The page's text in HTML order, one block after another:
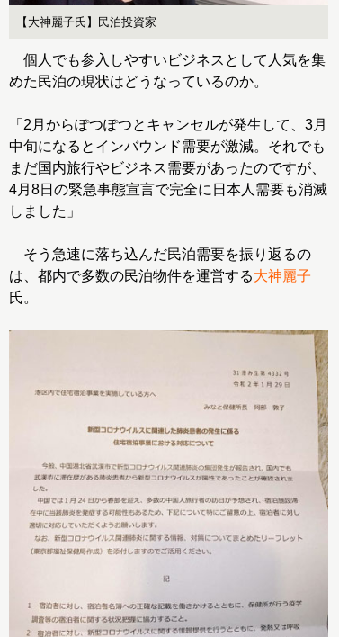
【大神麗子氏】民泊投資家
個人でも参入しやすいビジネスとして人気を集
めた民泊の現状はどうなっているのか。
「2月からぽつぽつとキャンセルが発生して、3月
中旬になるとインバウンド需要が激減。それでも
まだ国内旅行やビジネス需要があったのですが、
4月8日の緊急事態宣言で完全に日本人需要も消滅
しました」
そう急速に落ち込んだ民泊需要を振り返るの
は、都内で多数の民泊物件を運営する大神麗子
氏。